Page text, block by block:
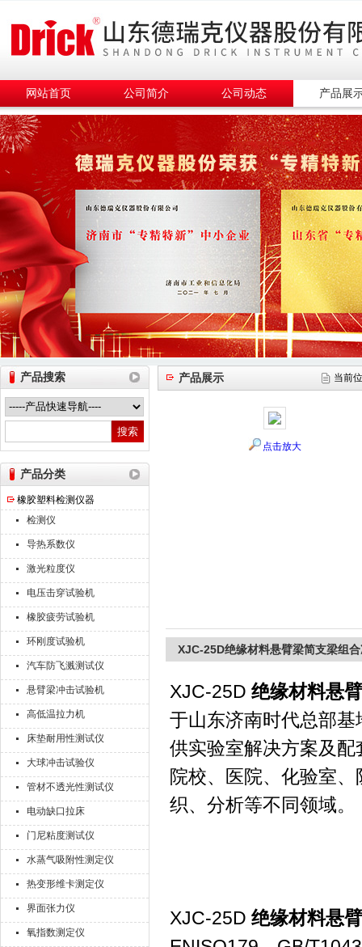
山东德瑞克仪器股份有限公司
网站首页 公司简介 公司动态 产品展
产品搜索
产品分类
橡胶塑料检测仪器
检测仪
导热系数仪
激光粒度仪
电压击穿试验机
橡胶疲劳试验机
环刚度试验机
汽车防飞溅测试仪
悬臂梁冲击试验机
高低温拉力机
床垫耐用性测试仪
大球冲击试验仪
管材不透光性测试仪
电动缺口拉床
门尼粘度测试仪
水蒸气吸附性测定仪
热变形维卡测定仪
界面张力仪
氧指数测定仪
产品展示 当前
点击放大
XJC-25D绝缘材料悬臂梁简支梁组
XJC-25D 绝缘材料悬
于山东济南时代总部
供实验室解决方案及
院校、医院、化验室
织、分析等不同领域。
XJC-25D 绝缘材料悬